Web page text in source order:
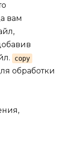
вам
copy
обработки